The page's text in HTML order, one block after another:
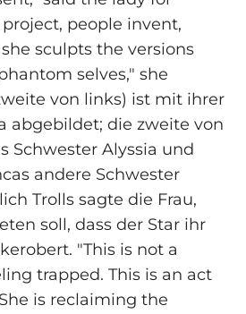
people invent,
sculpts the versions
selves," she
von links) ist mit ihrer
abgebildet; die zweite von
Schwester Alyssia und
andere Schwester
Trolls sagte die Frau,
soll, dass der Star ihr
"This is not a
trapped. This is an act
is reclaiming the